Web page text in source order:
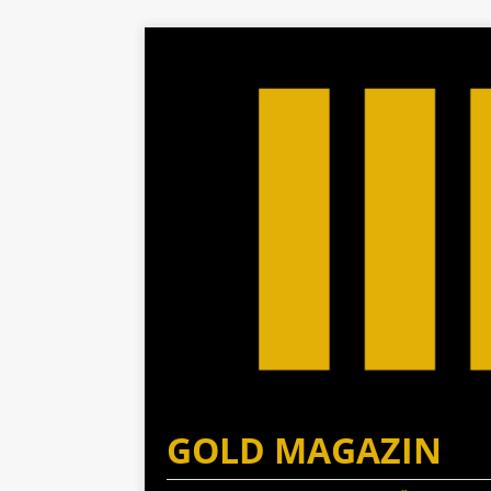
GOLD MAGAZIN